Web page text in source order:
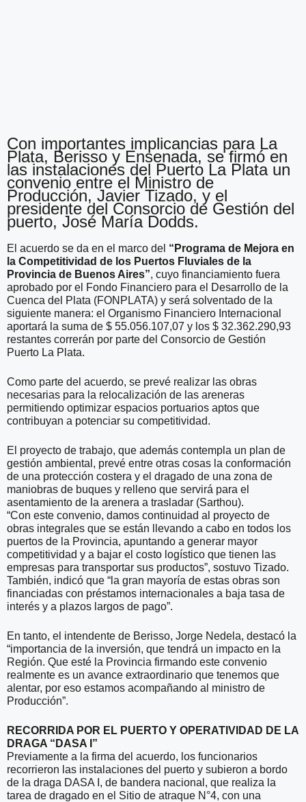
Con importantes implicancias para La
Plata, Berisso y Ensenada, se firmó en
las instalaciones del Puerto La Plata un
convenio entre el Ministro de
Producción, Javier Tizado, y el
presidente del Consorcio de Gestión del
puerto, José María Dodds.
El acuerdo se da en el marco del “Programa de Mejora en
la Competitividad de los Puertos Fluviales de la
Provincia de Buenos Aires”, cuyo financiamiento fuera
aprobado por el Fondo Financiero para el Desarrollo de la
Cuenca del Plata (FONPLATA) y será solventado de la
siguiente manera: el Organismo Financiero Internacional
aportará la suma de $ 55.056.107,07 y los $ 32.362.290,93
restantes correrán por parte del Consorcio de Gestión
Puerto La Plata.
Como parte del acuerdo, se prevé realizar las obras
necesarias para la relocalización de las areneras
permitiendo optimizar espacios portuarios aptos que
contribuyan a potenciar su competitividad.
El proyecto de trabajo, que además contempla un plan de
gestión ambiental, prevé entre otras cosas la conformación
de una protección costera y el dragado de una zona de
maniobras de buques y relleno que servirá para el
asentamiento de la arenera a trasladar (Sarthou).
“Con este convenio, damos continuidad al proyecto de
obras integrales que se están llevando a cabo en todos los
puertos de la Provincia, apuntando a generar mayor
competitividad y a bajar el costo logístico que tienen las
empresas para transportar sus productos”, sostuvo Tizado.
También, indicó que “la gran mayoría de estas obras son
financiadas con préstamos internacionales a baja tasa de
interés y a plazos largos de pago”.
En tanto, el intendente de Berisso, Jorge Nedela, destacó la
“importancia de la inversión, que tendrá un impacto en la
Región. Que esté la Provincia firmando este convenio
realmente es un avance extraordinario que tenemos que
alentar, por eso estamos acompañando al ministro de
Producción”.
RECORRIDA POR EL PUERTO Y OPERATIVIDAD DE LA
DRAGA “DASA I”
Previamente a la firma del acuerdo, los funcionarios
recorrieron las instalaciones del puerto y subieron a bordo
de la draga DASA I, de bandera nacional, que realiza la
tarea de dragado en el Sitio de atraque N°4, con una